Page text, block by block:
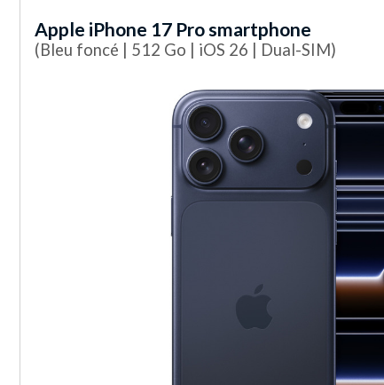
Apple iPhone 17 Pro smartphone
(Bleu foncé | 512 Go | iOS 26 | Dual-SIM)